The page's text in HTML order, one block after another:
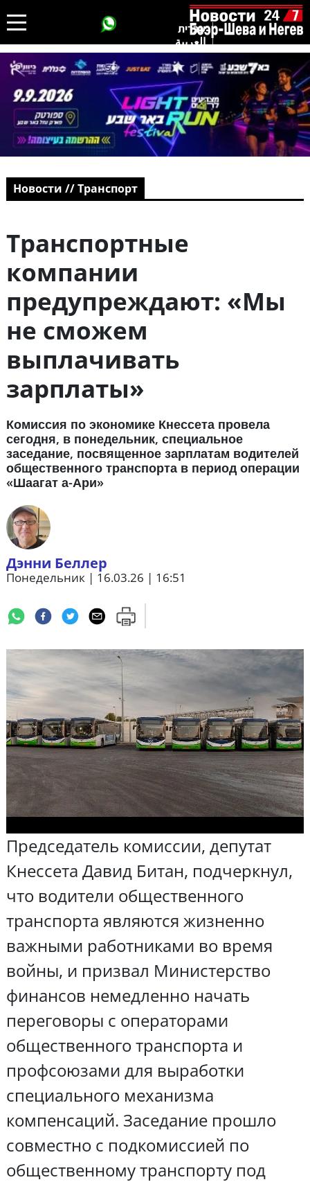
עברית
العربية
Новости // Транспорт
Транспортные
компании
предупреждают: «Мы
не сможем
выплачивать
зарплаты»
Комиссия по экономике Кнессета провела
сегодня, в понедельник, специальное
заседание, посвященное зарплатам водителей
общественного транспорта в период операции
«Шаагат а-Ари»
Дэнни Беллер
Понедельник | 16.03.26 | 16:51
Председатель комиссии, депутат
Кнессета Давид Битан, подчеркнул,
что водители общественного
транспорта являются жизненно
важными работниками во время
войны, и призвал Министерство
финансов немедленно начать
переговоры с операторами
общественного транспорта и
профсоюзами для выработки
специального механизма
компенсаций. Заседание прошло
совместно с подкомиссией по
общественному транспорту под